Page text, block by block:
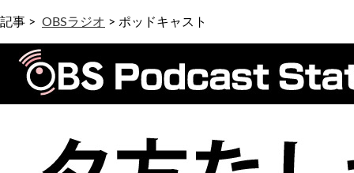
記事 > OBSラジオ > ポッドキャスト